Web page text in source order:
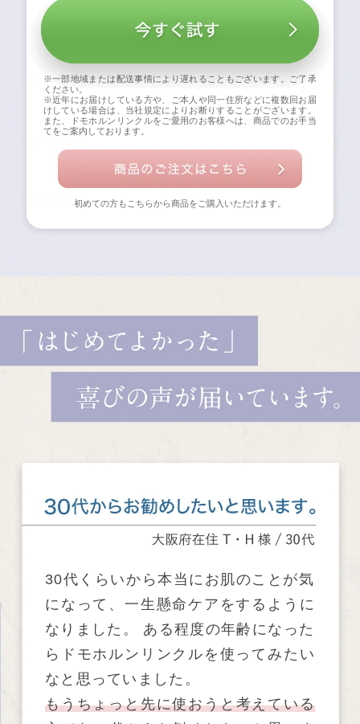
※一部地域または配送事情により遅れることもございます。ご了承
ください。
※近年にお届けしている方や、ご本人や同一住所などに複数回お届
けしている場合は、当社規定によりお断りすることがございます。
また、ドモホルンリンクルをご愛用のお客様へは、商品でのお手当
てをご案内しております。
初めての方もこちらから商品をご購入いただけます。
30代くらいから本当にお肌のことが気
になって、一生懸命ケアをするように
なりました。 ある程度の年齢になった
らドモホルンリンクルを使ってみたい
なと思っていました。
もうちょっと先に使おうと考えている